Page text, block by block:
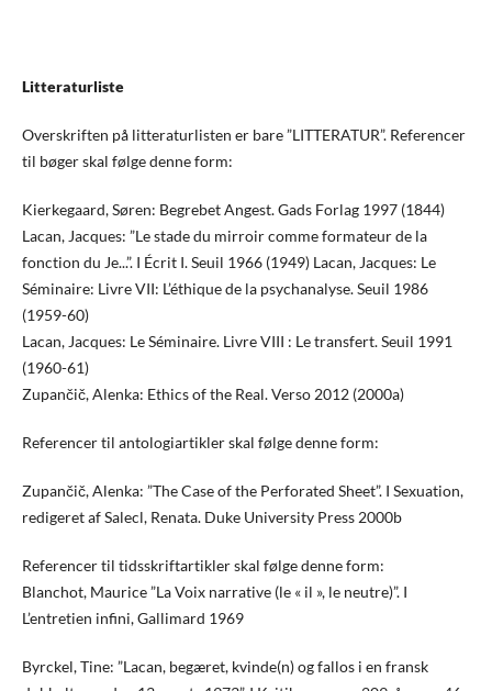
Litteraturliste
Overskriften på litteraturlisten er bare ”LITTERATUR”. Referencer
til bøger skal følge denne form:
Kierkegaard, Søren: Begrebet Angest. Gads Forlag 1997 (1844)
Lacan, Jacques: ”Le stade du mirroir comme formateur de la
fonction du Je...”. I Écrit I. Seuil 1966 (1949) Lacan, Jacques: Le
Séminaire: Livre VII: L’éthique de la psychanalyse. Seuil 1986
(1959-60)
Lacan, Jacques: Le Séminaire. Livre VIII : Le transfert. Seuil 1991
(1960-61)
Zupančič, Alenka: Ethics of the Real. Verso 2012 (2000a)
Referencer til antologiartikler skal følge denne form:
Zupančič, Alenka: ”The Case of the Perforated Sheet”. I Sexuation,
redigeret af Salecl, Renata. Duke University Press 2000b
Referencer til tidsskriftartikler skal følge denne form:
Blanchot, Maurice ”La Voix narrative (le « il », le neutre)”. I
L’entretien infini, Gallimard 1969
Byrckel, Tine: ”Lacan, begæret, kvinde(n) og fallos i en fransk